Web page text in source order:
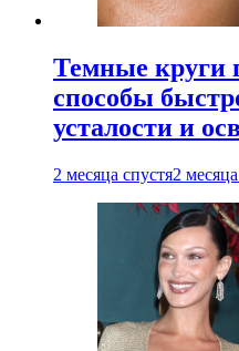
Темные круги
способы
усталости и
2 месяца спустя2